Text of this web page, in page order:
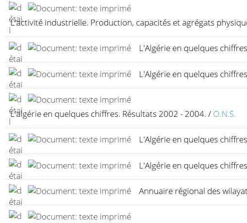
L'activité industrielle. Production, capacités et agrégats
L'Algérie en quelques chiffres
L'Algérie en quelques
L'algérie en quelques chiffres. Résultats 2002 - 2004. / O.N.S.
L'Algérie en quelques
L'Algérie en quelques
Annuaire régional des